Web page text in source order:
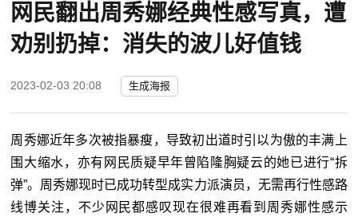
网民翻出周秀娜经典性感写真，遭
劝别扔掉：消失的波儿好值钱
2023-02-03 20:08 生成海报
周秀娜近年多次被指暴瘦，导致初出道时引以为傲的丰满上
围大缩水，亦有网民质疑早年曾陷隆胸疑云的她已进行“拆
弹”。周秀娜现时已成功转型成实力派演员，无需再行性感路
线博关注，不少网民都感叹现在很难再看到周秀娜性感示